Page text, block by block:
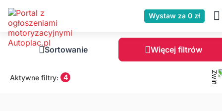
Wystaw za 0 zł
Sortowanie Więcej filtrów
Aktywne filtry: 4